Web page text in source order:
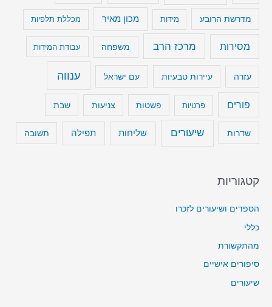
מדרשת הרובע מידות מכון מאיר מכללת תלפיות
מסירות מרכז הרב משפחה עבודת המידות
עזרה עיירות טבעיות עם ישראל ענווה
פורים פרטיות פשטות צניעות שבת
שדרות שיעורים שליחות תפילה תשובה
קטגוריות
הספדים ושיעורים לזכרו
כללי
מהתקשורת
סיפורים אישיים
שיעורים